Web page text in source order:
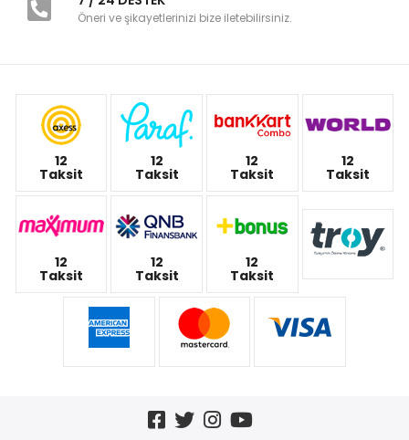
Öneri ve şikayetlerinizi bize iletebilirsiniz.
12
Taksit
12
Taksit
12
Taksit
12
Taksit
12
Taksit
12
Taksit
12
Taksit